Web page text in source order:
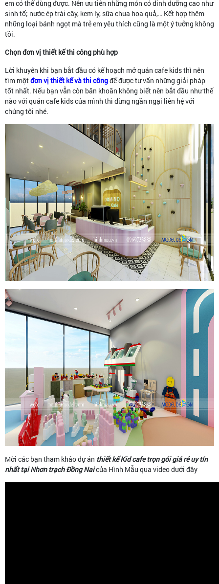
em có thể dùng được. Nên ưu tiên những món có dinh dưỡng cao như
sinh tố; nước ép trái cây, kem ly, sữa chua hoa quả,… Kết hợp thêm
những loại bánh ngọt mà trẻ em yêu thích cũng là một ý tưởng không
tồi.
Chọn đơn vị thiết kế thi công phù hợp
Lời khuyên khi bạn bắt đầu có kế hoạch mở quán cafe kids thì nên
tìm mộtđơn vị thiết kế và thi côngđể được tư vấn những giải pháp
tốt nhất. Nếu bạn vẫn còn băn khoăn không biết nên bắt đầu như thế
nào với quán cafe kids của mình thì đừng ngần ngại liên hệ với
chúng tôi nhé.
Mời các bạn tham khảo dự án thiết kế Kid cafe trọn gói giá rẻ uy tín
nhất tại Nhơn trạch Đồng Naicủa Hình Mẫu qua video dưới đây